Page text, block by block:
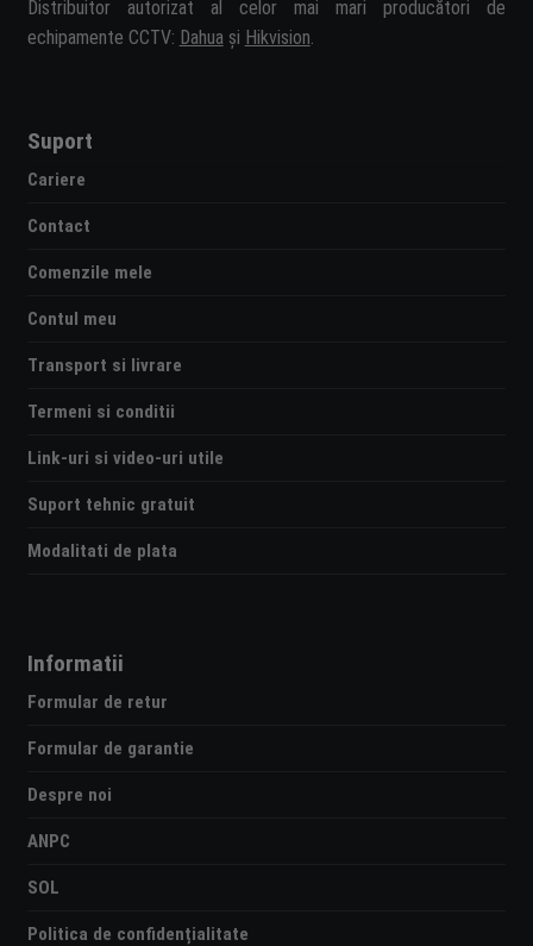
Distribuitor autorizat al celor mai mari producători de
echipamente CCTV: Dahua și Hikvision
Suport
Cariere
Contact
Comenzile mele
Contul meu
Transport si livrare
Termeni si conditii
Link-uri si video-uri utile
Suport tehnic gratuit
Modalitati de plata
Informatii
Formular de retur
Formular de garantie
Despre noi
ANPC
SOL
Politica de confidențialitate